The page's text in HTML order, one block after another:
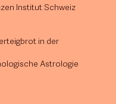
Institut Schweiz
in der
Astrologie